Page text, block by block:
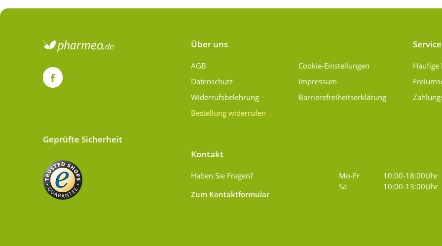
Über uns
AGB
Datenschutz
Widerrufsbelehrung
Bestellung widerrufen
Cookie-Einstellungen
Impressum
Barrierefreiheitserklärung
Service
Häufige
Kontakt
Haben Sie Fragen?
Zum Kontaktformular
Mo-Fr
10:00-18:00Uhr
Sa
10:00-13:00Uhr
Geprüfte Sicherheit